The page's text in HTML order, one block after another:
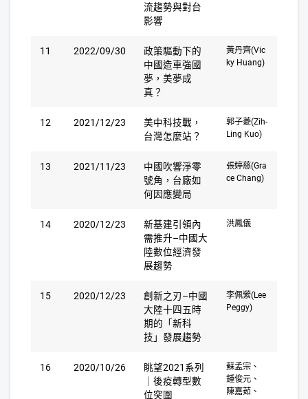
流趨勢與對台
影響
11 2022/09/30
政策驅動下的
中國造車強國
夢，美夢成
真？
黃丹齊(Vic
ky Huang)
12 2021/12/23
美中科技戰，
台灣怎麼站？
郭子菱(Zih-
Ling Kuo)
13 2021/11/23
中國吹響淨零
號角，台廠如
何因應變局
張婷慈(Gra
ce Chang)
14 2020/12/23
新基建引領內
需推升–中國大
陸數位經濟發
展趨勢
洪鳳儀
15 2020/12/23
創新之刃–中國
大陸十四五時
期的「新科
技」發展趨勢
李佩縈(Lee
Peggy)
16 2020/10/26
眺望2021系列
｜後疫轉型數
位突圍
蘇孟宗、
鍾俊元、
陳嘉茹、